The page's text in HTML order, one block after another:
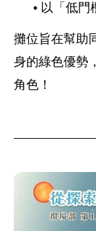
• 以「低門
攤位旨在幫助
身的綠色優勢
角色！